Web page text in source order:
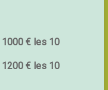
€ les 10
€ les 10